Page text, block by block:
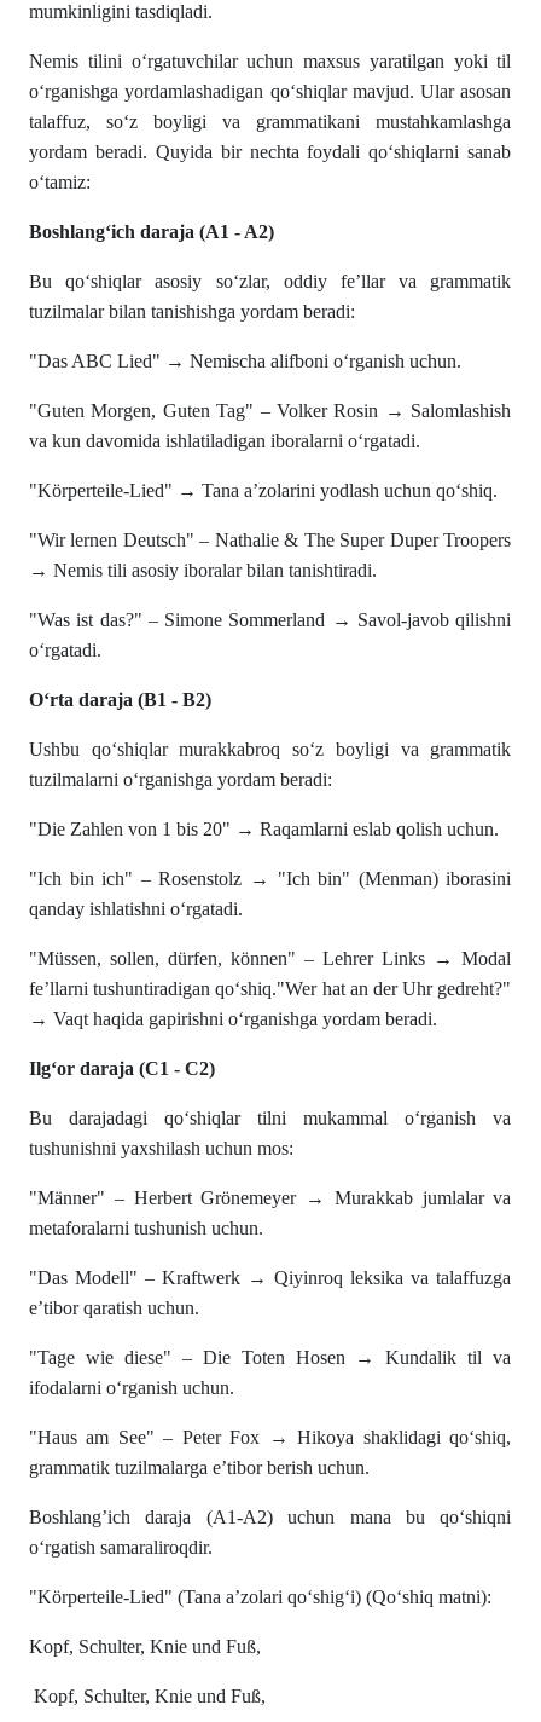
mumkinligini tаsdiqlаdi.
Nemis tilini o‘rgatuvchilar uchun maxsus yaratilgan yoki til
o‘rganishga yordamlashadigan qo‘shiqlar mavjud. Ular asosan
talaffuz, so‘z boyligi va grammatikani mustahkamlashga
yordam beradi. Quyida bir nechta foydali qo‘shiqlarni sanab
o‘tamiz:
Boshlang‘ich daraja (A1 - A2)
Bu qo‘shiqlar asosiy so‘zlar, oddiy fe’llar va grammatik
tuzilmalar bilan tanishishga yordam beradi:
"Das ABC Lied" → Nemischa alifboni o‘rganish uchun.
"Guten Morgen, Guten Tag" – Volker Rosin → Salomlashish
va kun davomida ishlatiladigan iboralarni o‘rgatadi.
"Körperteile-Lied" → Tana a’zolarini yodlash uchun qo‘shiq.
"Wir lernen Deutsch" – Nathalie & The Super Duper Troopers
→ Nemis tili asosiy iboralar bilan tanishtiradi.
"Was ist das?" – Simone Sommerland → Savol-javob qilishni
o‘rgatadi.
O‘rta daraja (B1 - B2)
Ushbu qo‘shiqlar murakkabroq so‘z boyligi va grammatik
tuzilmalarni o‘rganishga yordam beradi:
"Die Zahlen von 1 bis 20" → Raqamlarni eslab qolish uchun.
"Ich bin ich" – Rosenstolz → "Ich bin" (Menman) iborasini
qanday ishlatishni o‘rgatadi.
"Müssen, sollen, dürfen, können" – Lehrer Links → Modal
fe’llarni tushuntiradigan qo‘shiq."Wer hat an der Uhr gedreht?"
→ Vaqt haqida gapirishni o‘rganishga yordam beradi.
Ilg‘or daraja (C1 - C2)
Bu darajadagi qo‘shiqlar tilni mukammal o‘rganish va
tushunishni yaxshilash uchun mos:
"Männer" – Herbert Grönemeyer → Murakkab jumlalar va
metaforalarni tushunish uchun.
"Das Modell" – Kraftwerk → Qiyinroq leksika va talaffuzga
e’tibor qaratish uchun.
"Tage wie diese" – Die Toten Hosen → Kundalik til va
ifodalarni o‘rganish uchun.
"Haus am See" – Peter Fox → Hikoya shaklidagi qo‘shiq,
grammatik tuzilmalarga e’tibor berish uchun.
Boshlang’ich daraja (A1-A2) uchun mana bu qo‘shiqni
o‘rgatish samaraliroqdir.
"Körperteile-Lied" (Tana a’zolari qo‘shig‘i) (Qo‘shiq matni):
Kopf, Schulter, Knie und Fuß,
Kopf, Schulter, Knie und Fuß,